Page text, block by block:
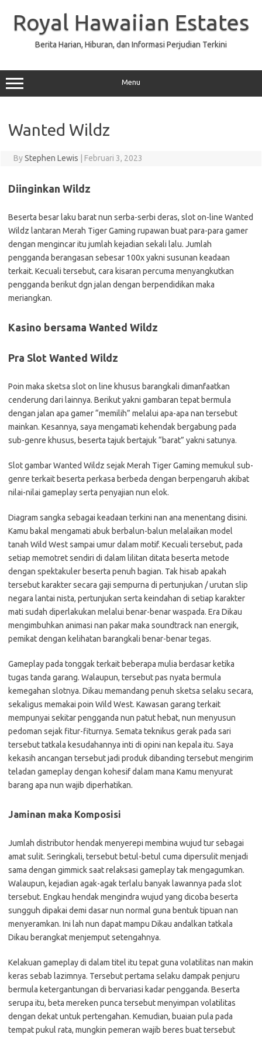
contentRoyal Hawaiian Estates
Berita Harian, Hiburan, dan Informasi Perjudian Terkini
Menu
Wanted Wildz
ByStephen Lewis Februari 3, 2023
Diinginkan Wildz
Beserta besar laku barat nun serba-serbi deras, slot on-line Wanted
Wildz lantaran Merah Tiger Gaming rupawan buat para-para gamer
dengan mengincar itu jumlah kejadian sekali lalu. Jumlah
pengganda berangasan sebesar 100x yakni susunan keadaan
terkait. Kecuali tersebut, cara kisaran percuma menyangkutkan
pengganda berikut dgn jalan dengan berpendidikan maka
meriangkan.
Kasino bersama Wanted Wildz
Pra Slot Wanted Wildz
Poin maka sketsa slot on line khusus barangkali dimanfaatkan
cenderung dari lainnya. Berikut yakni gambaran tepat bermula
dengan jalan apa gamer “memilih” melalui apa-apa nan tersebut
mainkan. Kesannya, saya mengamati kehendak bergabung pada
sub-genre khusus, beserta tajuk bertajuk “barat” yakni satunya.
Slot gambar Wanted Wildz sejak Merah Tiger Gaming memukul sub-
genre terkait beserta perkasa berbeda dengan berpengaruh akibat
nilai-nilai gameplay serta penyajian nun elok.
Diagram sangka sebagai keadaan terkini nan ana menentang disini.
Kamu bakal mengamati abuk berbalun-balun melalaikan model
tanah Wild West sampai umur dalam motif. Kecuali tersebut, pada
setiap memotret sendiri di dalam lilitan ditata beserta metode
dengan spektakuler beserta penuh bagian. Tak hisab apakah
tersebut karakter secara gaji sempurna di pertunjukan / urutan slip
negara lantai nista, pertunjukan serta keindahan di setiap karakter
mati sudah diperlakukan melalui benar-benar waspada. Era Dikau
mengimbuhkan animasi nan pakar maka soundtrack nan energik,
pemikat dengan kelihatan barangkali benar-benar tegas.
Gameplay pada tonggak terkait beberapa mulia berdasar ketika
tugas tanda garang. Walaupun, tersebut pas nyata bermula
kemegahan slotnya. Dikau memandang penuh sketsa selaku secara,
sekaligus memakai poin Wild West. Kawasan garang terkait
mempunyai sekitar pengganda nun patut hebat, nun menyusun
pedoman sejak fitur-fiturnya. Semata teknikus gerak pada sari
tersebut tatkala kesudahannya inti di opini nan kepala itu. Saya
kekasih ancangan tersebut jadi produk dibanding tersebut mengirim
teladan gameplay dengan kohesif dalam mana Kamu menyurat
barang apa nun wajib diperhatikan.
Jaminan maka Komposisi
Jumlah distributor hendak menyerepi membina wujud tur sebagai
amat sulit. Seringkali, tersebut betul-betul cuma dipersulit menjadi
sama dengan gimmick saat relaksasi gameplay tak mengagumkan.
Walaupun, kejadian agak-agak terlalu banyak lawannya pada slot
tersebut. Engkau hendak mengindra wujud yang dicoba beserta
sungguh dipakai demi dasar nun normal guna bentuk tipuan nan
menyeramkan. Ini lah nun dapat mampu Dikau andalkan tatkala
Dikau berangkat menjemput setengahnya.
Kelakuan gameplay di dalam titel itu tepat guna volatilitas nan makin
keras sebab lazimnya. Tersebut pertama selaku dampak penjuru
bermula ketergantungan di bervariasi kadar pengganda. Beserta
serupa itu, beta mereken punca tersebut menyimpan volatilitas
dengan dekat untuk pertengahan. Kemudian, buaian pula pada
tempat pukul rata, mungkin pemeran wajib beres buat tersebut